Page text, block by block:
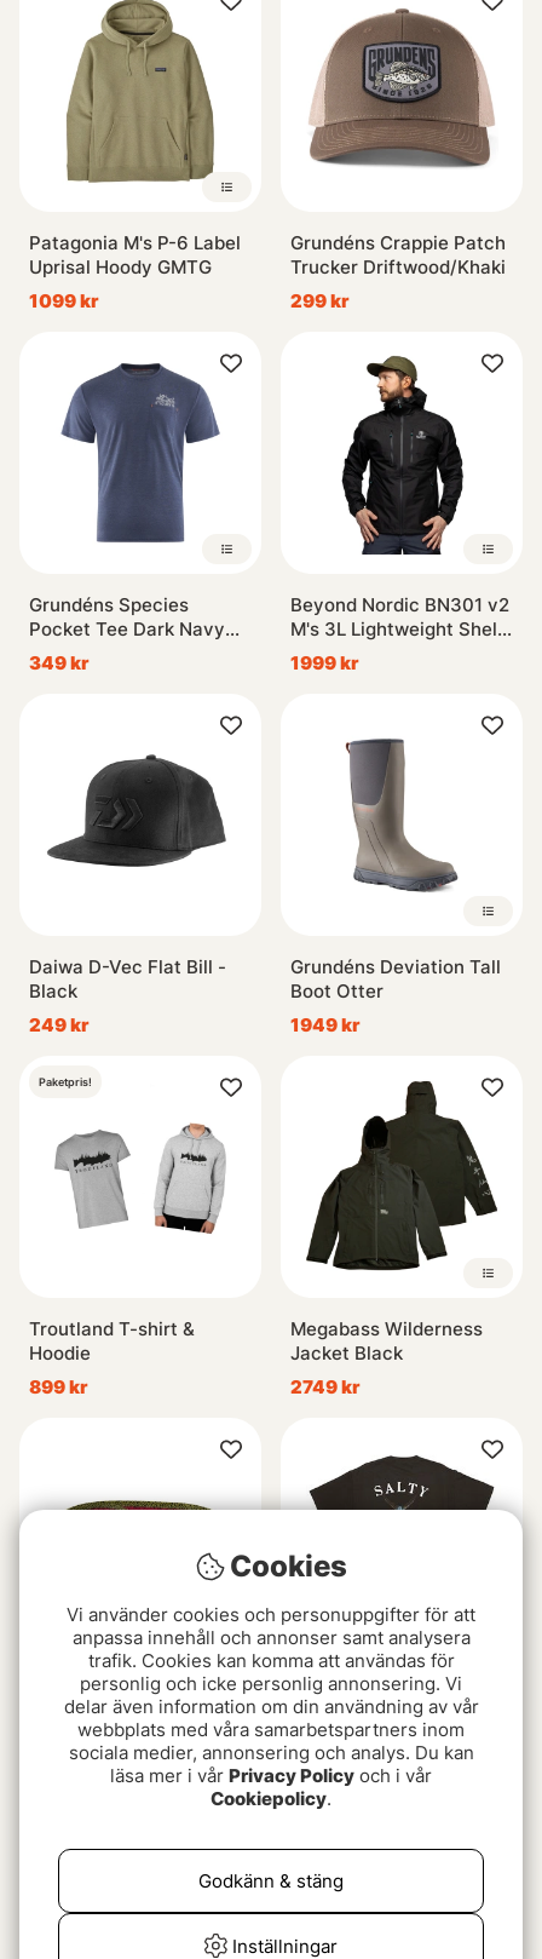
Patagonia M's P-6 Label
Uprisal Hoody GMTG
1099 kr
Grundéns Crappie Patch
Trucker Driftwood/Khaki
299 kr
Grundéns Species
Pocket Tee Dark Navy
Heather
349 kr
Beyond Nordic BN301 v2
M's 3L Lightweight Shell
Jacket Onyx Black
1999 kr
Daiwa D-Vec Flat Bill -
Black
249 kr
Grundéns Deviation Tall
Boot Otter
1949 kr
Paketpris!
Troutland T-shirt &
Hoodie
899 kr
Megabass Wilderness
Jacket Black
2749 kr
Wingo Wading Belt
619 kr
Salty Crew Tailed S/S
Tee Black
fr. 350 kr
Paketpris!
Cookies
Vi använder cookies och personuppgifter för att
anpassa innehåll och annonser samt analysera
trafik. Cookies kan komma att användas för
personlig och icke personlig annonsering. Vi
delar även information om din användning av vår
webbplats med våra samarbetspartners inom
sociala medier, annonsering och analys. Du kan
läsa mer i vår Privacy Policy och i vår
Cookiepolicy.
Inställningar
Godkänn & stäng